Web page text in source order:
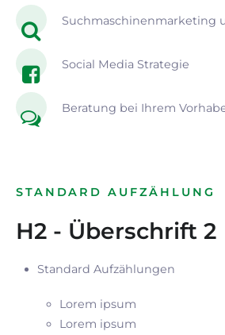
Suchmaschinenmarketing
Social Media Strategie
Beratung bei Ihrem
STANDARD AUFZÄHLUNG
H2 - Überschrift 2
Standard Aufzählungen
Lorem ipsum
Lorem ipsum